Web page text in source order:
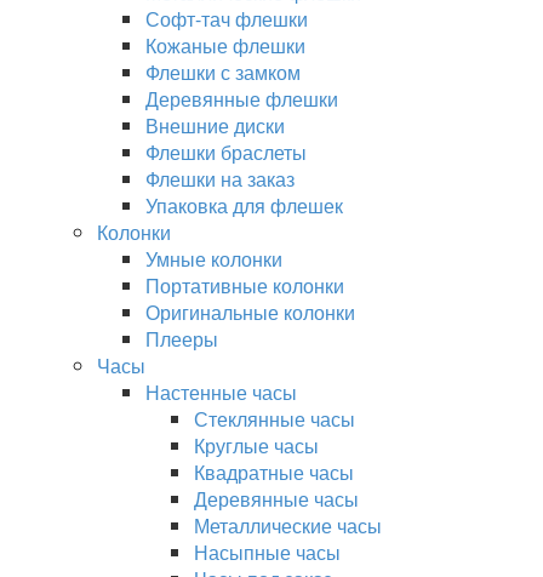
Софт-тач флешки
Кожаные флешки
Флешки с замком
Деревянные флешки
Внешние диски
Флешки браслеты
Флешки на заказ
Упаковка для флешек
Колонки
Умные колонки
Портативные колонки
Оригинальные колонки
Плееры
Часы
Настенные часы
Стеклянные часы
Круглые часы
Квадратные часы
Деревянные часы
Металлические часы
Насыпные часы